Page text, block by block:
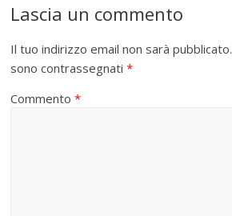
Lascia un commento
Il tuo indirizzo email non sarà pubblicato.
sono contrassegnati*
Commento*